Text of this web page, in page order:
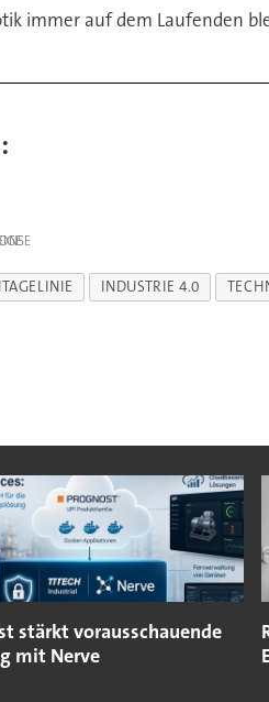
immer auf dem Laufenden
INDUSTRIE 4.0
stärkt vorausschauende
mit Nerve